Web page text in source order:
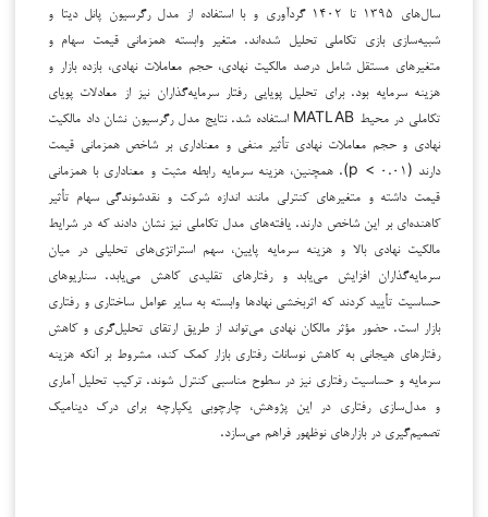
سال‌های ۱۳۹۵ تا ۱۴۰۲ گردآوری و با استفاده از مدل رگرسیون پانل دیتا و
شبیه‌سازی بازی تکاملی تحلیل شده‌اند. متغیر وابسته همزمانی قیمت سهام و
متغیرهای مستقل شامل درصد مالکیت نهادی، حجم معاملات نهادی، بازده بازار و
هزینه سرمایه بود. برای تحلیل پویایی رفتار سرمایه‌گذاران نیز از معادلات پویای
تکاملی در محیط MATLAB استفاده شد. نتایج مدل رگرسیون نشان داد مالکیت
نهادی و حجم معاملات نهادی تأثیر منفی و معناداری بر شاخص همزمانی قیمت
دارند (p < ۰.۰۱). همچنین، هزینه سرمایه رابطه مثبت و معناداری با همزمانی
قیمت داشته و متغیرهای کنترلی مانند اندازه شرکت و نقدشوندگی سهام تأثیر
کاهنده‌ای بر این شاخص دارند. یافته‌های مدل تکاملی نیز نشان دادند که در شرایط
مالکیت نهادی بالا و هزینه سرمایه پایین، سهم استراتژی‌های تحلیلی در میان
سرمایه‌گذاران افزایش می‌یابد و رفتارهای تقلیدی کاهش می‌یابد. سناریوهای
حساسیت تأیید کردند که اثربخشی نهادها وابسته به سایر عوامل ساختاری و رفتاری
بازار است. حضور مؤثر مالکان نهادی می‌تواند از طریق ارتقای تحلیل‌گری و کاهش
رفتارهای هیجانی به کاهش نوسانات رفتاری بازار کمک کند، مشروط بر آنکه هزینه
سرمایه و حساسیت رفتاری نیز در سطوح مناسبی کنترل شوند. ترکیب تحلیل آماری
و مدل‌سازی رفتاری در این پژوهش، چارچوبی یکپارچه برای درک دینامیک
تصمیم‌گیری در بازارهای نوظهور فراهم می‌سازد.